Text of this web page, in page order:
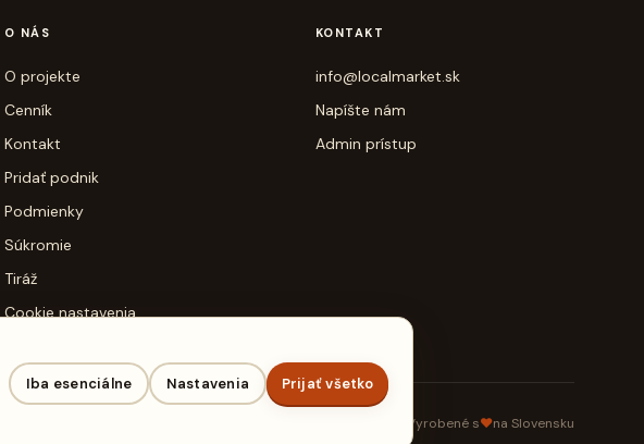
O NÁS
O projekte
Cenník
Kontakt
Pridať podnik
Podmienky
Súkromie
Tiráž
Cookie nastavenia
KONTAKT
info@localmarket.sk
Napíšte nám
Admin prístup
Vyrobené s♥na Slovensku
Iba esenciálne Nastavenia Prijať všetko